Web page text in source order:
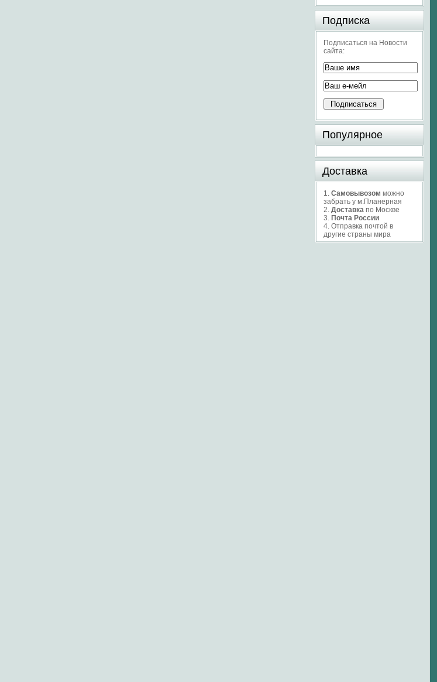
Подписка
Подписаться на Новости
сайта:
Популярное
Доставка
1. Самовывозом можно
забрать у м.Планерная
2. Доставка по Москве
3. Почта России
4. Отправка почтой в
другие страны мира